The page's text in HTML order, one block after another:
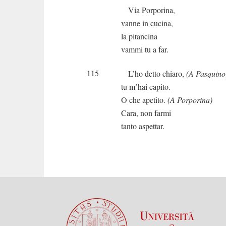
Via Porporina,
vanne in cucina,
la pitancina
vammi tu a far.
115 L’ho detto chiaro, (A
tu m’hai capito.
O che apetito. (A Porporina)
Cara, non farmi
tanto aspettar.